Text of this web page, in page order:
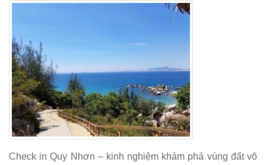
Check in Quy Nhơn – kinh nghiệm khám phá vùng đất võ